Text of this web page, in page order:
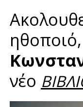
νέο